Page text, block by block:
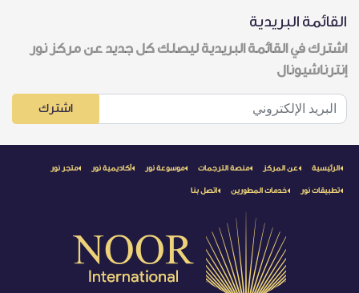
القائمة البريدية
اشترك في القائمة البريدية ليصلك كل جديد عن مركز نور
إنترناشيونال
اشترك
الرئيسية عن المركز منصة الترجمات موسوعة نور أكاديمية نور متجر نور
تطبيقات نور خدمات المطورين اتصل بنا